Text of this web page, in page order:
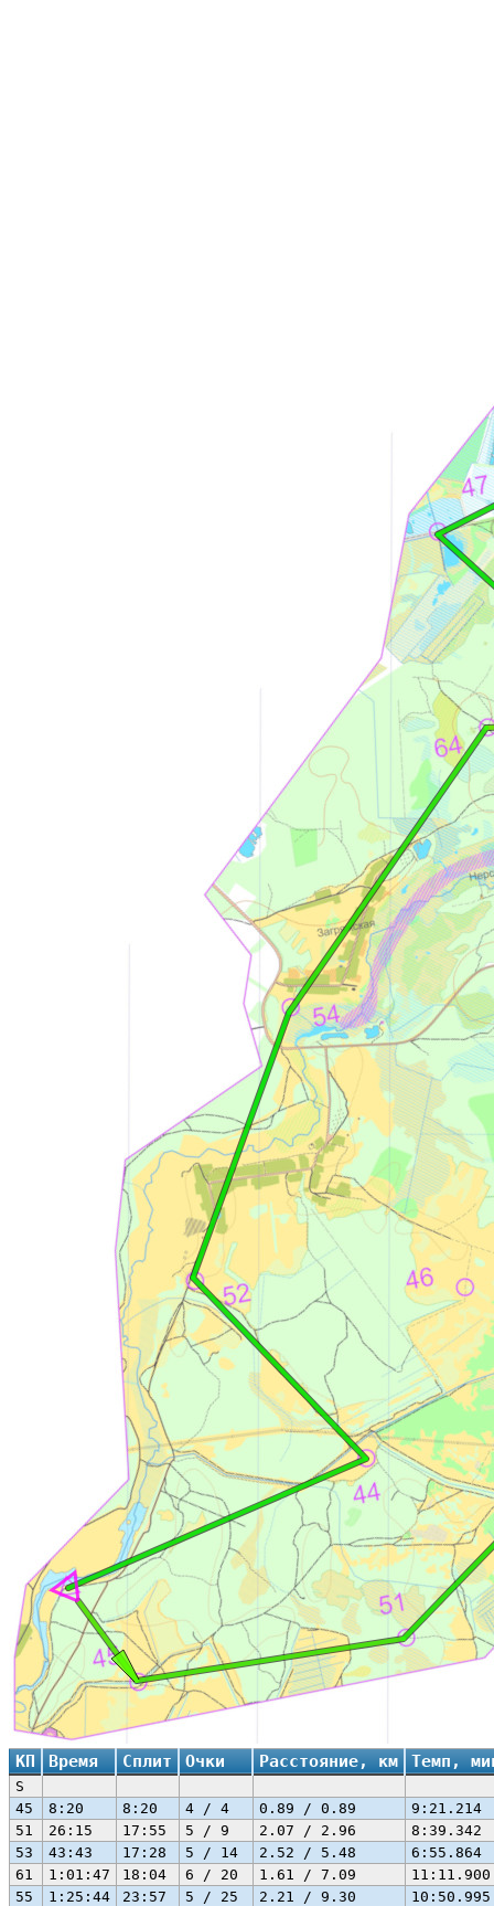
КП Время Сплит Очки Расстояние, км Темп,
S
45
8:20 8:20 4 / 4 0.89 / 0.89
9:21.214
51
26:15 17:55 5 / 9 2.07 / 2.96
8:39.342
53
43:43 17:28 5 / 14 2.52 / 5.48
6:55.864
61
1:01:47 18:04 6 / 20 1.61 / 7.09
11:11.900
55
1:25:44 23:57 5 / 25 2.21 / 9.30 10:50.995